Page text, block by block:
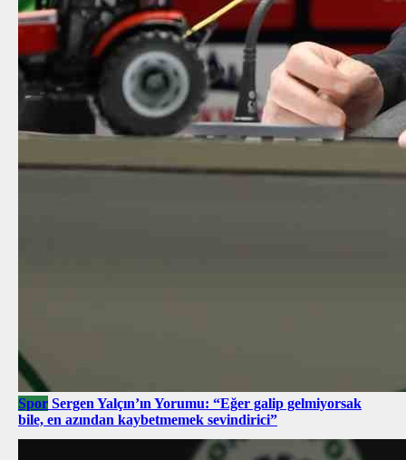
Spor Sergen Yalçın’ın Yorumu: “Eğer galip gelmiyorsak
bile, en azından kaybetmemek sevindirici”